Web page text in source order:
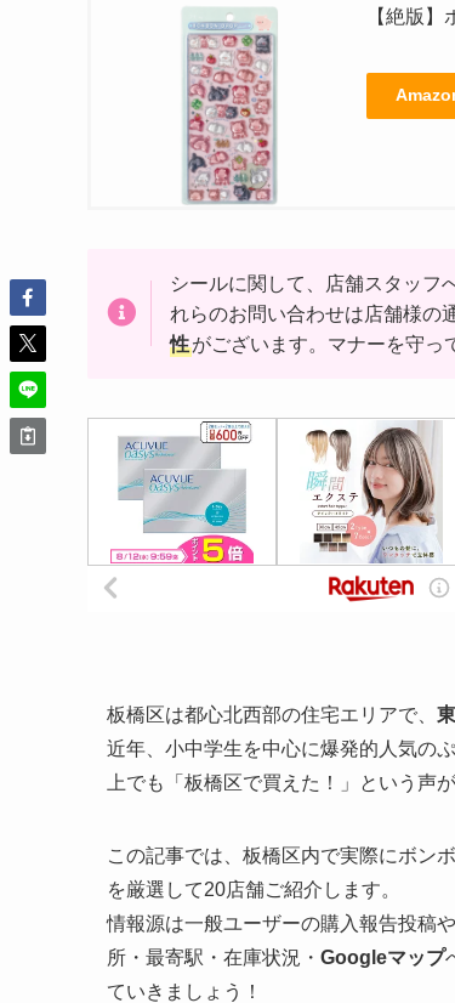
【絶版
シールに関して、店舗スタッフ
れらのお問い合わせは店舗様の
性がございます。マナーを守っ
板橋区は都心北西部の住宅エリアで、
近年、小中学生を中心に爆発的人気の
上でも「板橋区で買えた！」という声
この記事では、板橋区内で実際にボン
を厳選して20店舗ご紹介します。
情報源は一般ユーザーの購入報告投稿
所・最寄駅・在庫状況・ Googleマップ
ていきましょう！